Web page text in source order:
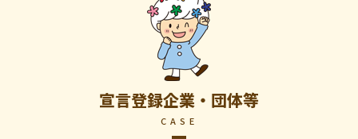
宣言登録企業・団体等
CASE